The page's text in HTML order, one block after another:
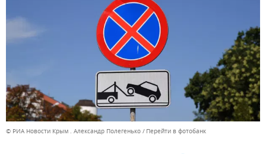
© РИА Новости Крым . Александр Полегенько Перейти в фотобанк